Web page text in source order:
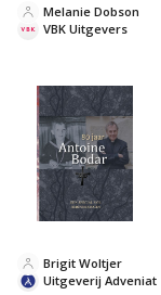
VBK Uitgevers
Melanie Dobson
Uitgeverij Adveniat
Brigit Woltjer